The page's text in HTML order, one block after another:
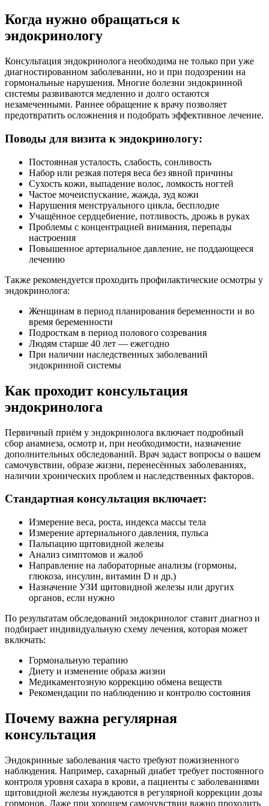
Когда нужно обращаться к
эндокринологу
Консультация эндокринолога необходима не только при уже
диагностированном заболевании, но и при подозрении на
гормональные нарушения. Многие болезни эндокринной
системы развиваются медленно и долго остаются
незамеченными. Раннее обращение к врачу позволяет
предотвратить осложнения и подобрать эффективное лечение.
Поводы для визита к эндокринологу:
Постоянная усталость, слабость, сонливость
Набор или резкая потеря веса без явной причины
Сухость кожи, выпадение волос, ломкость ногтей
Частое мочеиспускание, жажда, зуд кожи
Нарушения менструального цикла, бесплодие
Учащённое сердцебиение, потливость, дрожь в руках
Проблемы с концентрацией внимания, перепады
настроения
Повышенное артериальное давление, не поддающееся
лечению
Также рекомендуется проходить профилактические осмотры у
эндокринолога:
Женщинам в период планирования беременности и во
время беременности
Подросткам в период полового созревания
Людям старше 40 лет — ежегодно
При наличии наследственных заболеваний
эндокринной системы
Как проходит консультация
эндокринолога
Первичный приём у эндокринолога включает подробный
сбор анамнеза, осмотр и, при необходимости, назначение
дополнительных обследований. Врач задаст вопросы о вашем
самочувствии, образе жизни, перенесённых заболеваниях,
наличии хронических проблем и наследственных факторов.
Стандартная консультация включает:
Измерение веса, роста, индекса массы тела
Измерение артериального давления, пульса
Пальпацию щитовидной железы
Анализ симптомов и жалоб
Направление на лабораторные анализы (гормоны,
глюкоза, инсулин, витамин D и др.)
Назначение УЗИ щитовидной железы или других
органов, если нужно
По результатам обследований эндокринолог ставит диагноз и
подбирает индивидуальную схему лечения, которая может
включать:
Гормональную терапию
Диету и изменение образа жизни
Медикаментозную коррекцию обмена веществ
Рекомендации по наблюдению и контролю состояния
Почему важна регулярная
консультация
Эндокринные заболевания часто требуют пожизненного
наблюдения. Например, сахарный диабет требует постоянного
контроля уровня сахара в крови, а пациенты с заболеваниями
щитовидной железы нуждаются в регулярной коррекции дозы
гормонов. Даже при хорошем самочувствии важно проходить